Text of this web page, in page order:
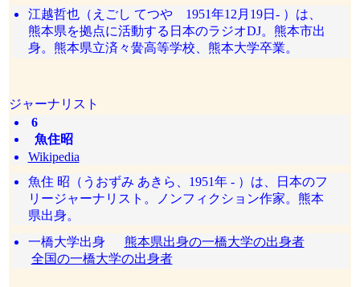
江越哲也（えごし てつや 1951年12月19日- ）は、
熊本県を拠点に活動する日本のラジオDJ。熊本市出
身。熊本県立済々黌高等学校、熊本大学卒業。
ジャーナリスト
6
魚住昭
Wikipedia
魚住 昭（うおずみ あきら、1951年 - ）は、日本のフ
リージャーナリスト。ノンフィクション作家。熊本
県出身。
一橋大学出身 熊本県出身の一橋大学の出身者
全国の一橋大学の出身者